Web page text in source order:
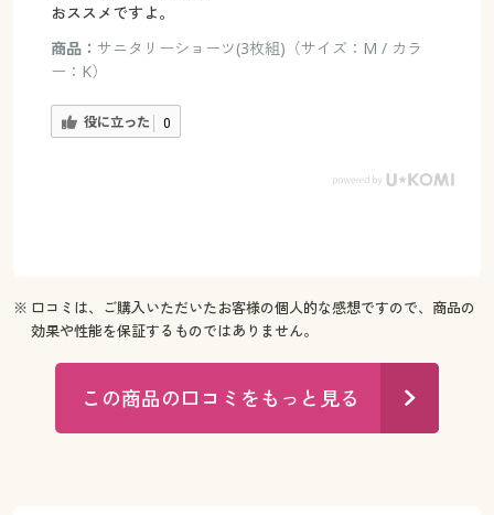
おススメですよ。
商品： サニタリーショーツ(3枚組)（サイズ：M / カラ
ー：K）
役に立った 0
※ 口コミは、ご購入いただいたお客様の個人的な感想ですので、商品の
効果や性能を保証するものではありません。
この商品の口コミをもっと見る